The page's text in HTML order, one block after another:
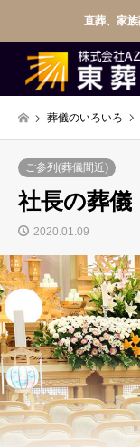
直葬、家
葬儀のいろいろ
ご参列(葬儀間近)
社長の葬
2020.01.09